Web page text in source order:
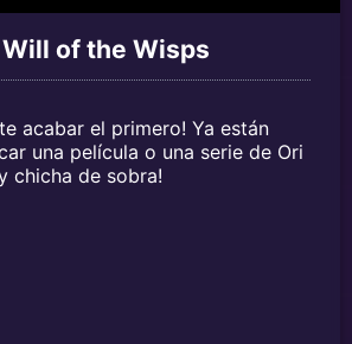
of the Wisps
acabar el primero! Ya están
una película o una serie de Ori
chicha de sobra!